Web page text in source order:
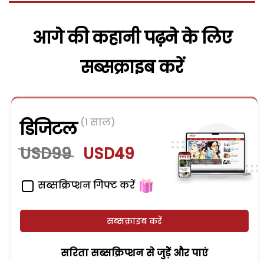
आगे की कहानी पढ़ने के लिए
सब्सक्राइब करें
डिजिटल (1 साल)
USD99 USD49
सब्सक्रिप्शन गिफ्ट करें
सब्सक्राइब करें
सरिता सब्सक्रिप्शन से जुड़ेें और पाएं